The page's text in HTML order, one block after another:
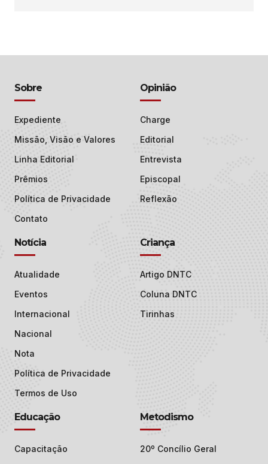
Sobre
Expediente
Missão, Visão e Valores
Linha Editorial
Prêmios
Política de Privacidade
Contato
Opinião
Charge
Editorial
Entrevista
Episcopal
Reflexão
Notícia
Atualidade
Eventos
Internacional
Nacional
Nota
Política de Privacidade
Termos de Uso
Criança
Artigo DNTC
Coluna DNTC
Tirinhas
Educação
Capacitação
Metodismo
20º Concílio Geral